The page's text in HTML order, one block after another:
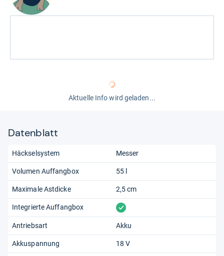
Aktuelle Info wird geladen...
Datenblatt
Häckselsystem Messer
Volumen Auffangbox 55 l
Maximale Astdicke 2,5 cm
Integrierte Auffangbox vorhanden
Antriebsart Akku
Akkuspannung 18 V